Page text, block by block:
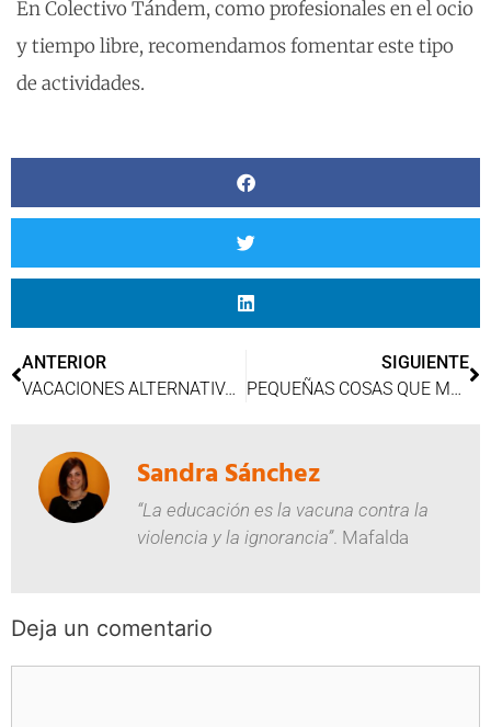
En Colectivo Tándem, como profesionales en el ocio
y tiempo libre, recomendamos fomentar este tipo
de actividades.
ANTERIOR
VACACIONES ALTERNATIVAS PARA ESCAPADAS ÚNICAS
SIGUIENTE
PEQUEÑAS COSAS QUE MEJORAN TU DÍA
Sandra Sánchez
“La educación es la vacuna contra la
violencia y la ignorancia”. Mafalda
Deja un comentario